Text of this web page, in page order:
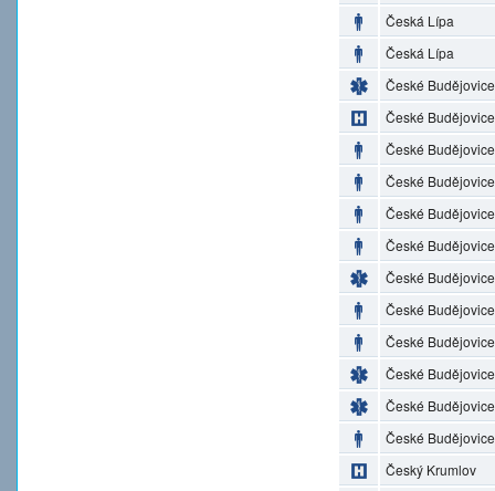
Česká Lípa
Česká Lípa
České Budějovice
České Budějovice
České Budějovice
České Budějovice
České Budějovice
České Budějovice
České Budějovice
České Budějovice
České Budějovice
České Budějovice
České Budějovice
České Budějovice
Český Krumlov